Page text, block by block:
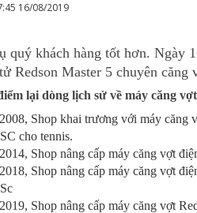
16/08/2019
quý khách hàng tốt hơn. Ngày
Redson Master 5 chuyên căng
lại dòng lịch sử về máy căng
Shop khai trương với máy căng
cho tennis.
Shop nâng cấp máy căng vợt
Shop nâng cấp máy căng vợt
Shop nâng cấp máy căng vợt